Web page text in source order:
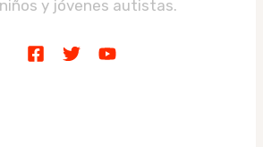
y jóvenes autistas.